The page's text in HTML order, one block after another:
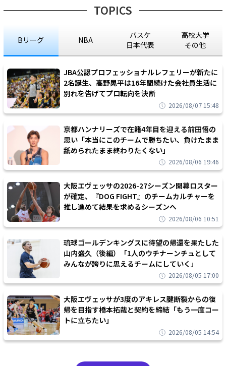
TOPICS
Bリーグ NBA
バスケ
日本代表
高校大学
その他
JBA公認プロフェッショナルレフェリーが新たに
2名誕生、高野晃平は16年間続けた会社員生活に
別れを告げてプロ転向を決断
2026/08/07 15:48
京都ハンナリーズで在籍4年目を迎える前田悟の
思い「本当にこのチームで勝ちたい、負けたまま
舐められたまま終わりたくない」
2026/08/06 19:46
大阪エヴェッサの2026-27シーズン開幕ロスター
が確定、『DOG FIGHT』のチームカルチャーを
推し進めて結果を求めるシーズンへ
2026/08/06 10:51
琉球ゴールデンキングスに待望の帰還を果たした
山内盛久（後編）「1人のウチナーンチュとして
みんなが誇りに思えるチームにしていく」
2026/08/05 17:00
大阪エヴェッサが3度のアキレス腱断裂からの復
帰を目指す橋本拓哉と契約を締結「もう一度コー
トに立ちたい」
2026/08/05 14:54